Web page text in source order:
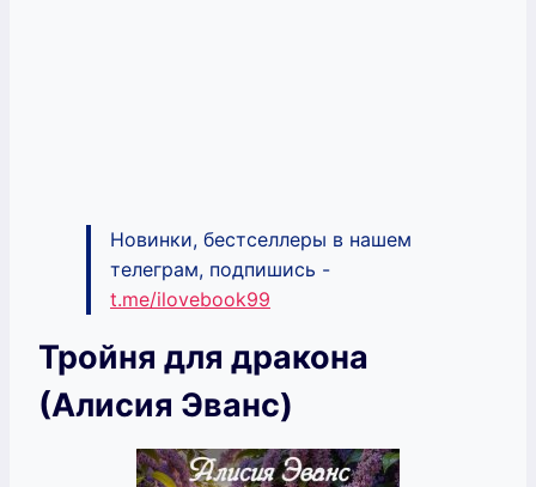
Новинки, бестселлеры в нашем
телеграм, подпишись -
t.me/ilovebook99
Тройня для дракона
(Алисия Эванс)